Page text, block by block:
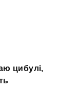
цибулі,